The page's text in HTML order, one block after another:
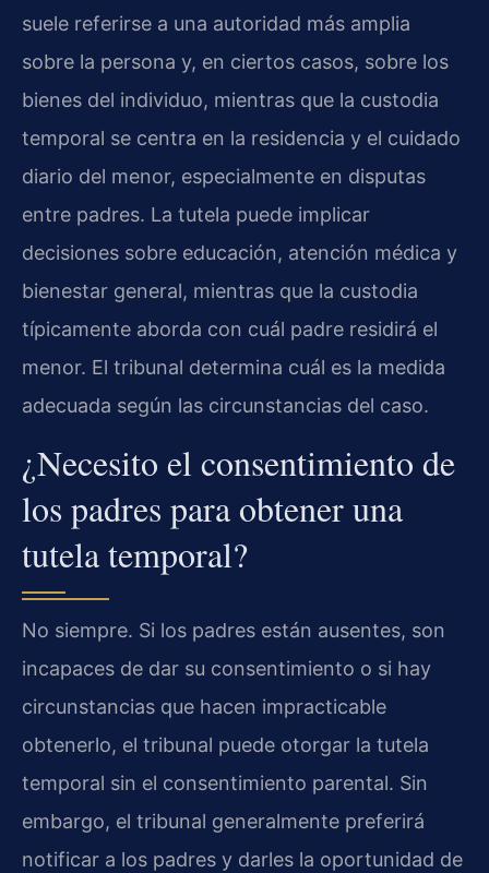
suele referirse a una autoridad más amplia
sobre la persona y, en ciertos casos, sobre los
bienes del individuo, mientras que la custodia
temporal se centra en la residencia y el cuidado
diario del menor, especialmente en disputas
entre padres. La tutela puede implicar
decisiones sobre educación, atención médica y
bienestar general, mientras que la custodia
típicamente aborda con cuál padre residirá el
menor. El tribunal determina cuál es la medida
adecuada según las circunstancias del caso.
¿Necesito el consentimiento de
los padres para obtener una
tutela temporal?
No siempre. Si los padres están ausentes, son
incapaces de dar su consentimiento o si hay
circunstancias que hacen impracticable
obtenerlo, el tribunal puede otorgar la tutela
temporal sin el consentimiento parental. Sin
embargo, el tribunal generalmente preferirá
notificar a los padres y darles la oportunidad de